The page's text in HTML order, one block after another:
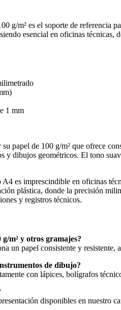
g/m² es el soporte de referencia
esencial en oficinas técnicas,
1 mm
papel de 100 g/m² que ofrece
y dibujos geométricos. El tono
es imprescindible en oficinas
plástica, donde la precisión
y registros técnicos.
m² y otros gramajes?
un papel consistente y
de dibujo?
con lápices, bolígrafos
disponibles en nuestro